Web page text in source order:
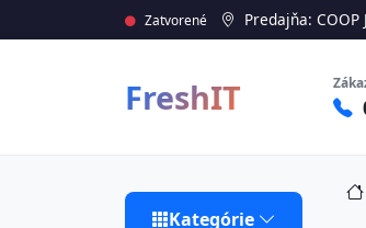
Zatvorené Predajňa:
FreshIT
Kategórie